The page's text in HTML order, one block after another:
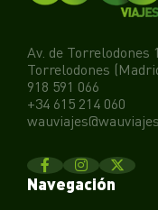
Av. de Torrelodones
Torrelodones
918 591 066
+34 615 214 060
Navegación